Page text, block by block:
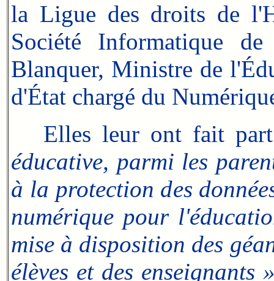
la Ligue des droits de
Société Informatique
Blanquer, Ministre de
d'État chargé du
Elles leur ont fait
éducative, parmi les
à la protection des
numérique pour
mise à disposition des
élèves et des enseignants